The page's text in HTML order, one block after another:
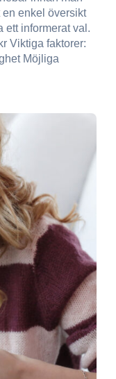
enkel översikt
ett informerat val.
Viktiga faktorer:
Möjliga